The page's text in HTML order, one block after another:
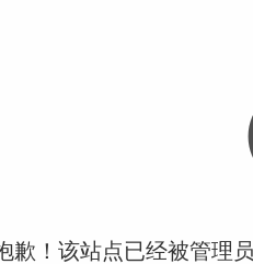
歉！该站点已经被管理